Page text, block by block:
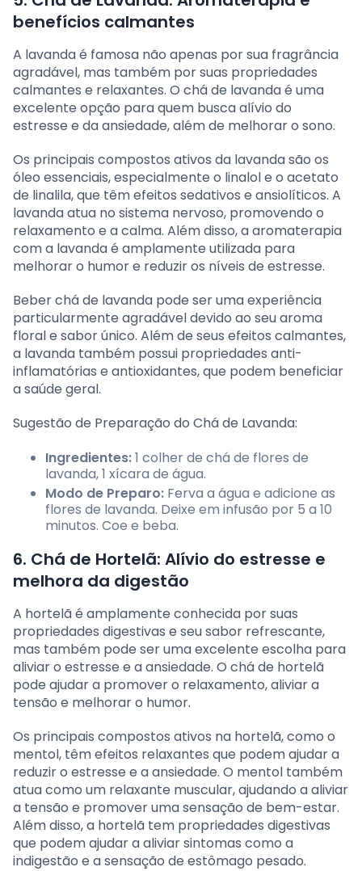
benefícios calmantes
A lavanda é famosa não apenas por sua fragrância
agradável, mas também por suas propriedades
calmantes e relaxantes. O chá de lavanda é uma
excelente opção para quem busca alívio do
estresse e da ansiedade, além de melhorar o sono.
Os principais compostos ativos da lavanda são os
óleo essenciais, especialmente o linalol e o acetato
de linalila, que têm efeitos sedativos e ansiolíticos. A
lavanda atua no sistema nervoso, promovendo o
relaxamento e a calma. Além disso, a aromaterapia
com a lavanda é amplamente utilizada para
melhorar o humor e reduzir os níveis de estresse.
Beber chá de lavanda pode ser uma experiência
particularmente agradável devido ao seu aroma
floral e sabor único. Além de seus efeitos calmantes,
a lavanda também possui propriedades anti-
inflamatórias e antioxidantes, que podem beneficiar
a saúde geral.
Sugestão de Preparação do Chá de Lavanda:
Ingredientes:1 colher de chá de flores de
lavanda, 1 xícara de água.
Modo de Preparo: Ferva a água e adicione as
flores de lavanda. Deixe em infusão por 5 a 10
minutos. Coe e beba.
6. Chá de Hortelã: Alívio do estresse e
melhora da digestão
A hortelã é amplamente conhecida por suas
propriedades digestivas e seu sabor refrescante,
mas também pode ser uma excelente escolha para
aliviar o estresse e a ansiedade. O chá de hortelã
pode ajudar a promover o relaxamento, aliviar a
tensão e melhorar o humor.
Os principais compostos ativos na hortelã, como o
mentol, têm efeitos relaxantes que podem ajudar a
reduzir o estresse e a ansiedade. O mentol também
atua como um relaxante muscular, ajudando a aliviar
a tensão e promover uma sensação de bem-estar.
Além disso, a hortelã tem propriedades digestivas
que podem ajudar a aliviar sintomas como a
indigestão e a sensação de estômago pesado.